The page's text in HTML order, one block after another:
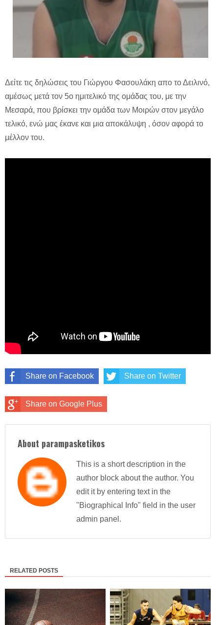
Δείτε τις δηλώσεις του Γιώργου Φασουλάκη απο το Δειλινό,
αμέσως μετά τον 5ο ημιτελικό της ομάδας του, με την
Μεσαρά, που βρίσκει την ομάδα των Μοιρών στον μεγάλο
τελικό, ενώ μας έκανε και μια αποκάλυψη , όσον αφορά το
μέλλον του.
Share on Facebook Share on Twitter
Share on Google Plus
About parampasketikos
This is a short description in the
author block about the author. You
edit it by entering text in the
"Biographical Info" field in the user
admin panel.
RELATED POSTS